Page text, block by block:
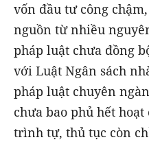
vốn đầu tư công
nguồn từ nhiều
pháp luật chưa đồng
với Luật Ngân sách
pháp luật chuyên
chưa bao phủ hết
trình tự, thủ tục còn